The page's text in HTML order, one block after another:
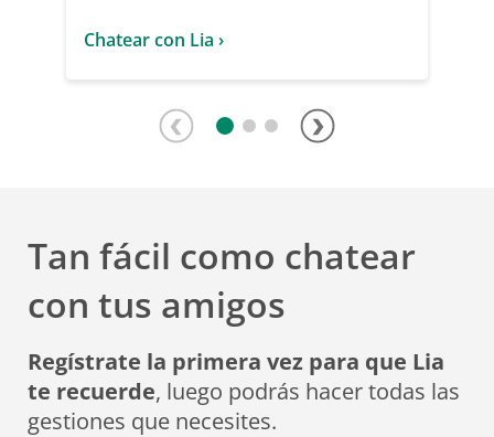
Chatear con Lia ›
Tan fácil como chatear
con tus amigos
Regístrate la primera vez para que Lia
te recuerde, luego podrás hacer todas las
gestiones que necesites.